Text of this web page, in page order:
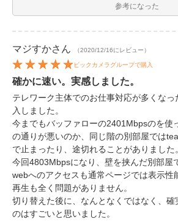
参考になった
マジすかさん （2020/12/16にレビュー）
ビックカメラグループで購入
確かに速い。実感しました。
テレワーク主体でのお仕事対応が多くな
入しました。
今までもバッファローの2401Mbpsのを使
の通りが悪いのか、同じ階の別部屋では
で止まったり、途切れることがありました。
今回4803Mbpsになり、壁を挟んだ別部屋
webへのアクセスも通常ページでは表示性
再生も全く問題がありません。
切り替えた後に、なんとなくではなく、確
のはすごいと思いました。